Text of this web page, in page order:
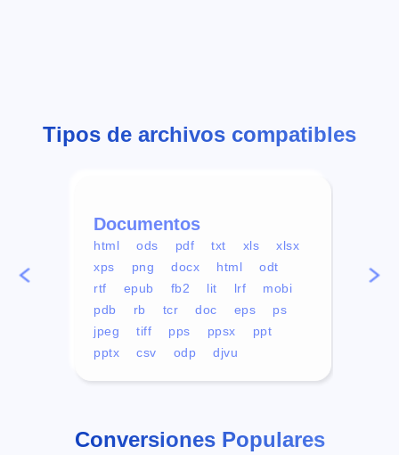
Tipos de archivos compatibles
Documentos
html ods pdf txt xls
xlsx
xps
png docx html
odt
rtf
epub fb2 lit lrf
mobi
pdb
rb tcr doc eps
ps
jpeg
tiff pps ppsx
ppt
pptx
csv odp djvu
mp4
Conversiones Populares